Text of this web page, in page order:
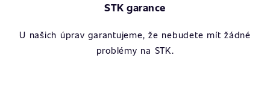
STK garance
U našich úprav garantujeme, že nebudete mít žádné
problémy na STK.